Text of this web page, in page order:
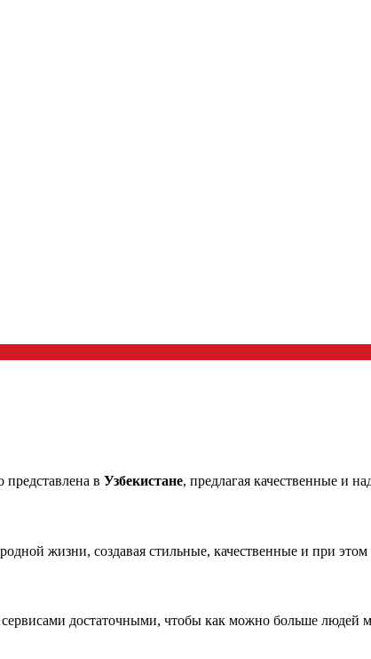
представлена в Узбекистане, предлагая качественные и
жизни, создавая стильные, качественные и при
достаточными, чтобы как можно больше людей